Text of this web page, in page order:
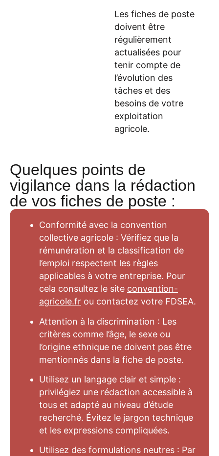
Les fiches de poste
doivent être
régulièrement
actualisées pour
tenir compte de
l’évolution des
tâches et des
besoins de votre
exploitation
agricole.
Quelques points de
vigilance dans la rédaction
de vos fiches de poste :
Conformité avec la convention
collective agricole : Vérifiez que la
rémunération et la classification de
l’emploi respectent les règles
applicables à votre entreprise. Pour
cela consultez le site convention-
agricole.fr ou contactez votre FDSEA.
Attention à la discrimination : Les
critères comme l’âge, le sexe ou
l’origine ethnique ne doivent pas être
mentionnés dans la fiche de poste.
Utilisez un langage clair et simple :
privilégiez une rédaction accessible à
tous et adapté au niveau d’étude
recherché. Évitez le jargon technique
et les expressions compliquées.
Utilisez des formulations neutres : Par